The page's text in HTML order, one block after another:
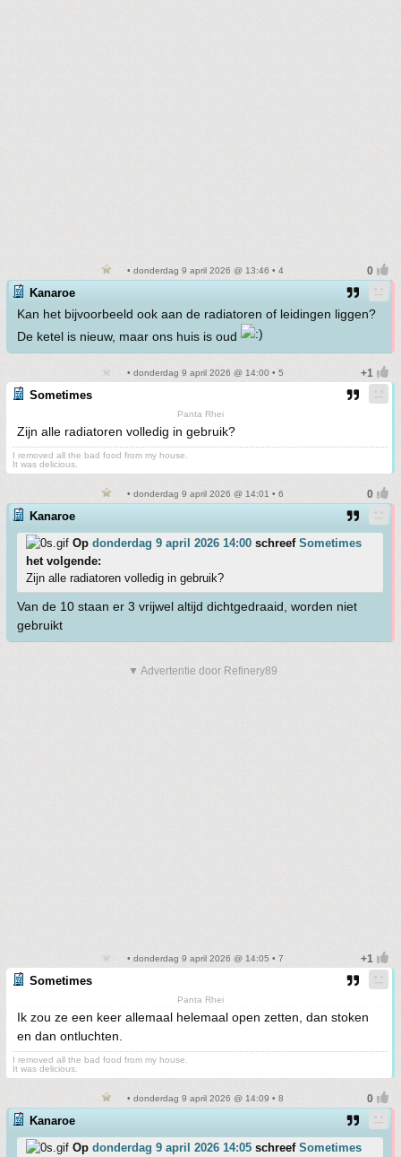
• donderdag 9 april 2026 @ 13:46 • 4
Kanaroe
Kan het bijvoorbeeld ook aan de radiatoren of leidingen liggen?
De ketel is nieuw, maar ons huis is oud
• donderdag 9 april 2026 @ 14:00 • 5
Sometimes
Panta Rhei
Zijn alle radiatoren volledig in gebruik?
I removed all the bad food from my house.
It was delicious.
• donderdag 9 april 2026 @ 14:01 • 6
Kanaroe
Op donderdag 9 april 2026 14:00 schreef Sometimes
het volgende:
Zijn alle radiatoren volledig in gebruik?
Van de 10 staan er 3 vrijwel altijd dichtgedraaid, worden niet
gebruikt
▼ Advertentie door Refinery89
• donderdag 9 april 2026 @ 14:05 • 7
Sometimes
Panta Rhei
Ik zou ze een keer allemaal helemaal open zetten, dan stoken
en dan ontluchten.
I removed all the bad food from my house.
It was delicious.
• donderdag 9 april 2026 @ 14:09 • 8
Kanaroe
Op donderdag 9 april 2026 14:05 schreef Sometimes